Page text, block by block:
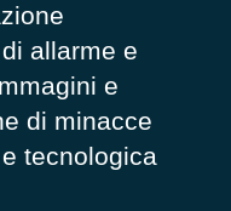
allarme e
e
di minacce
tecnologica